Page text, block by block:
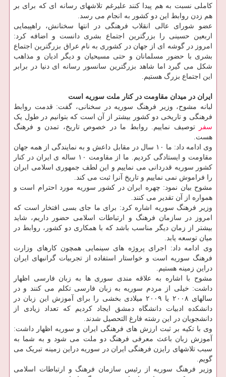
کاملی نسبت به هم پیدا کنند علیرغم تلاشهای رسانه ای که برای بر
هم زدن روابط این دو کشور به انجام می رسد.
عضو شورای عالی انقلاب فرهنگی در انتها سخنانش، راهپیمایی
اربعین حسینی را بزرگترین اجتماع بشری دانست و اضافه کرد:
امروز در گوشه ای از جهان در کشوری به نام عراق بزرگترین اجتماع
بشری با حضور مسلمانان و حتی مسیحیان و دیگر ادیان و مذاهب
شکل می گیرد اما شاهد بزرگترین سانسور رسانه ای دنیا در برابر
این اجتماع بزرگ هستیم.
ایران در میدان مقاومت در کنار ملت سوریه است
لبانه مشوح، وزیر فرهنگ سوریه در سخنانی، گفت: قدمت روابط
فرهنگی و تاریخی دو کشور بیشتر از آن است که بتوانیم در طول یک
سفر
توصیف نماییم. روابط ما در خصوص تاریخ، تمدن و فرهنگ
هست.
وی ادامه داد: ما ۱۰ سال در مقابل داعش و به نمایندگی از همه جهان
مقاومت و ایستادگی کردیم. ما از مقاومت ۱۰ ساله ی ایران در کنار
کشور سوریه قدردانی می نماییم و این لطف جمهوری اسلامی ایران
را فراموش نمی نماییم و تاریخ آنرا ثبت می کند.
مشوح بیان نمود: چهره ایران در کشور سوریه مورد احترام است و
همواره از آن تقدیر می کنند.
وزیر فرهنگ سوریه اشاره کرد: برای ما جای بسی افتخار است که
امروز در سازمان فرهنگ و ارتباطات اسلامی حضور داریم، شاید
بیشتر از زمان دیگر مناسب باشد که با همکاری دو کشور، روابط در
میان توسعه یابد.
وی ادامه داد: اجرای پروژه های سینمایی همچون کارهای وزارت
فرهنگ سوریه است و خواستار استفاده از تجربیات گرانبهای ایران
دراین زمینه هستیم.
مشوح با اشاره به علاقه مندی سوری ها به زبان فارسی اظهار
داشت: خیلی از مردم سوریه به زبان فارسی تکلم می کنند و در
سالهای ۲۰۰۸ یا ۲۰۰۹ میلادی بخشی را برای آموزش این زبان در
دانشکده ادبیات دانشگاه دمشق ایجاد کردیم که تعداد زیادی از
دانشجویان در این رشته فارغ التحصیل شدند.
وی با تکیه بر ثبت ارزش های فرهنگی ایران و سوریه اظهار داشت:
آموزش زبان باعث معرفی فرهنگ دو ملت می شود و به شما به
سبب تلاشهای رایزن فرهنگی ایران در سوریه دراین زمینه تبریک می
گویم.
وزیر فرهنگ سوریه از رئیس سازمان فرهنگ و ارتباطات اسلامی